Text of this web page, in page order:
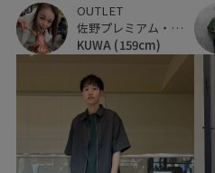
OUTLET
佐野プレミアム・アウトレット
KUWA (159cm)